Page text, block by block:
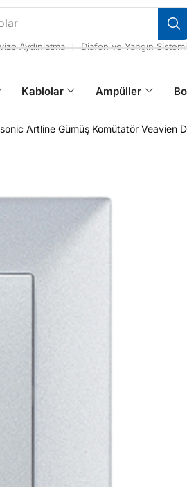
Aydınlatma ❘ Diafon ve Yangın Sistemi
Kablolar Ampüller
Artline Gümüş Komütatör Veavien